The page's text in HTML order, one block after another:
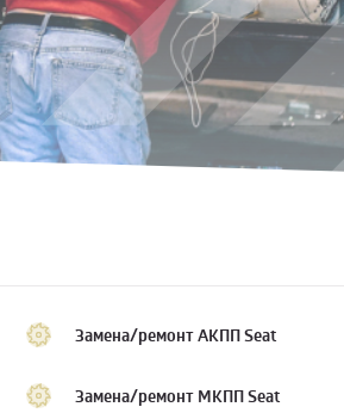
Замена/ремонт АКПП Seat
Замена/ремонт МКПП Seat